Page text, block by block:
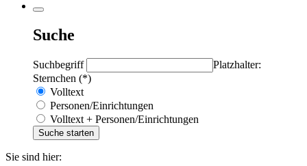
Suche
Suchbegriff
Platzhalter:
Sternchen (*)
Volltext
Personen/Einrichtungen
Volltext + Personen/Einrichtungen
Sie sind hier: